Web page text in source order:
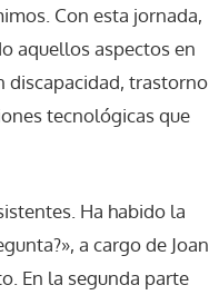
Con esta jornada,
aquellos aspectos en
discapacidad, trastorno
tecnológicas que
Ha habido la
a cargo de Joan
En la segunda parte